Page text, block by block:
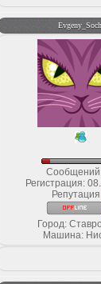
Регистрация:
Город:
Машина: